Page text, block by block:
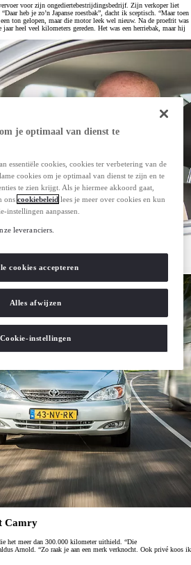
voor zijn ongediertebestrijdingsbedrijf. Zijn verkoper liet
heb je zo’n Japanse roestbak”, dacht ik sceptisch. “Maar toen
ton gelopen, maar die motor leek wel nieuw. Na de proefrit was
heel veel kilometers gereden. Het was een herriebak, maar hij
Camry
het meer dan 300.000 kilometer uithield. “Die
Arnold. “Zo raak je aan een merk verknocht. Ook privé koos ik
je optimaal van dienst te
essentiële cookies, cookies ter verbetering van de
cookies om je optimaal van dienst te zijn en te
te zien krijgt. Als je hiermee akkoord gaat,
onscookiebeleid lees je meer over cookies en kun
instellingen aanpassen.
leveranciers.
Cookie-instellingen
Alles afwijzen
cookies accepteren